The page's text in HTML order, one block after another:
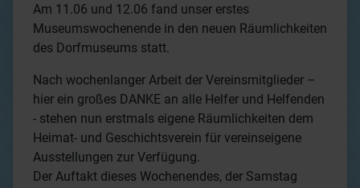
Am 11.06 und 12.06 fand unser erstes
Museumswochenende in den neuen Räumlichkeiten
des Dorfmuseums statt.
Nach wochenlanger Arbeit der Vereinsmitglieder –
hier ein großes DANKE an alle Helfer und Helfenden
- stehen nun erstmals eigene Räumlichkeiten dem
Heimat- und Geschichtsverein für vereinseigene
Ausstellungen zur Verfügung.
Der Auftakt dieses Wochenendes, der Samstag